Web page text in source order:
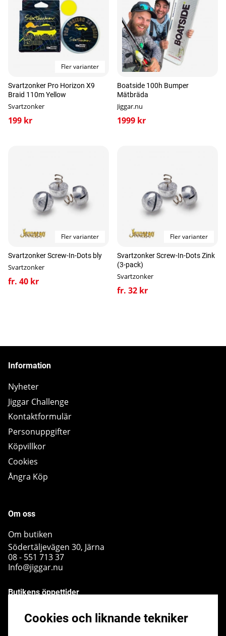
Fler varianter
Svartzonker Pro Horizon X9
Braid 110m Yellow
Svartzonker
199 kr
Boatside 100h Bumper
Mätbräda
Jiggar.nu
1999 kr
Fler varianter
Svartzonker Screw-In-Dots bly
Svartzonker
fr. 40 kr
Fler varianter
Svartzonker Screw-In-Dots Zink
(3-pack)
Svartzonker
fr. 32 kr
Information
Nyheter
Jiggar Challenge
Kontaktformulär
Personuppgifter
Köpvillkor
Cookies
Ångra Köp
Om oss
Om butiken
Södertäljevägen 30, Järna
08 - 551 713 37
Info@jiggar.nu
Butikens öppettider
Lördag - kl 10.00 - 14.00
Cookies och liknande tekniker